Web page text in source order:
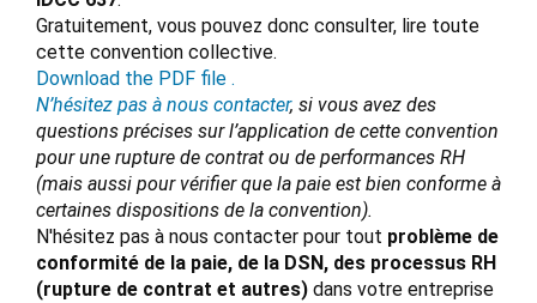
Gratuitement, vous pouvez donc consulter, lire toute
cette convention collective.
Download the PDF file .
N’hésitez pas à nous contacter, si vous avez des
questions précises sur l’application de cette convention
pour une rupture de contrat ou de performances RH
(mais aussi pour vérifier que la paie est bien conforme à
certaines dispositions de la convention).
N'hésitez pas à nous contacter pour tout problème de
conformité de la paie, de la DSN, des processus RH
(rupture de contrat et autres) dans votre entreprise